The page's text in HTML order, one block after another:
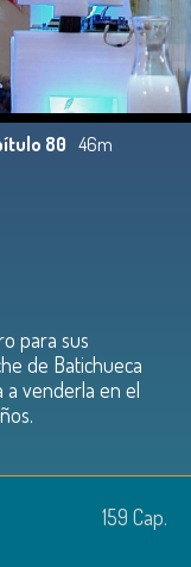
80 46m
para sus
de Batichueca
a venderla en el
159 Cap.